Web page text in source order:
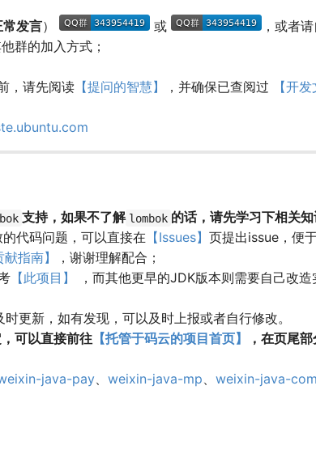
发言） 或 ，或者
群的加入方式；
，请先阅读【提问的智慧】 ，并确保已查阅过 【开
支持，如果不了解 lombok 的话，请先学习下相关
代码问题，可以直接在 【Issues】 页提出issue，便
指南】
，谢谢理解配合；
【此项目】
，而其他更早的JDK版本则需要自己改造
时更新，如有发现，可以及时上报或者自行修改。
可以直接前往【托管于码云的项目首页】
，在页尾
java-pay、 weixin-java-mp、 weixin-java-